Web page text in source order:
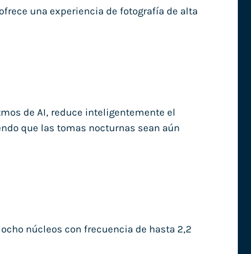
una experiencia de fotografía de alta
de AI, reduce inteligentemente el
que las tomas nocturnas sean aún
núcleos con frecuencia de hasta 2,2